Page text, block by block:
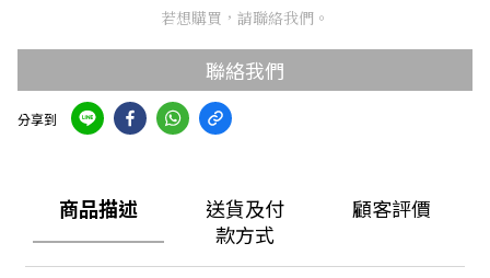
若想購買，請聯絡我們。
聯絡我們
分享到
商品描述
送貨及付
款方式
顧客評價